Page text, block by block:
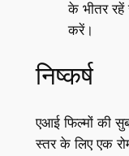
के भीतर रहें
करें।
निष्कर्ष
एआई फिल्मों की
स्तर के लिए एक